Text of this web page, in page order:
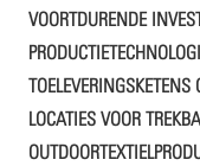
VOORTDURENDE
LOCATIES VOOR